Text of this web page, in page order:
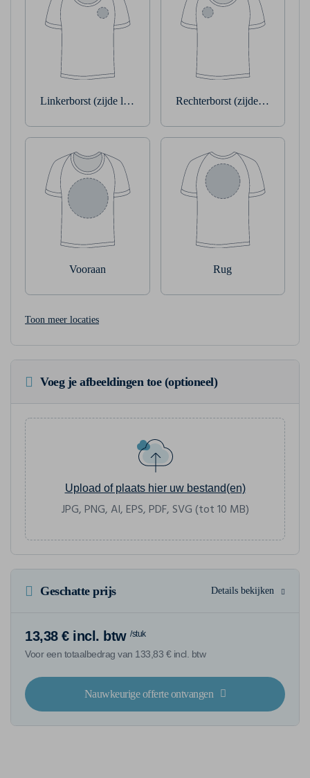
Linkerborst (zijde linkerarm) Rechterborst (zijde
Vooraan Rug
Toon meer locaties
Voeg je afbeeldingen toe (optioneel)
Upload of plaats hier uw bestand(en)
JPG, PNG, AI, EPS, PDF, SVG (tot 10 MB)
Geschatte prijs Details bekijken
13,38 € incl. btw /stuk
Voor een totaalbedrag van 133,83 € incl. btw
Nauwkeurige offerte ontvangen